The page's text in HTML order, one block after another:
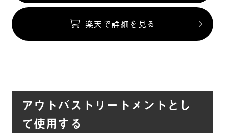
楽天で詳細を見る
アウトバストリートメントとし
て使用する